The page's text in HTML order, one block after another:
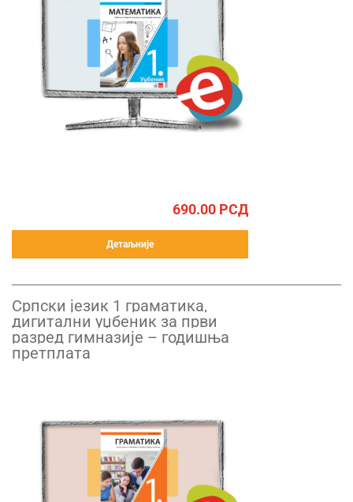
690.00 РСД
Детаљније
Српски језик 1 граматика,
дигитални уџбеник за први
разред гимназије – годишња
претплата